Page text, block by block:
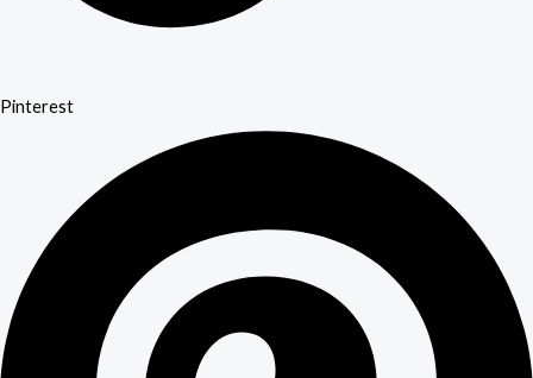
Pinterest